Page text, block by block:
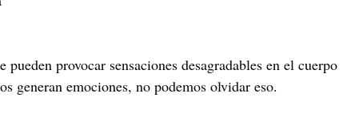
pueden provocar sensaciones desagradables en el cuerpo
generan emociones, no podemos olvidar eso.